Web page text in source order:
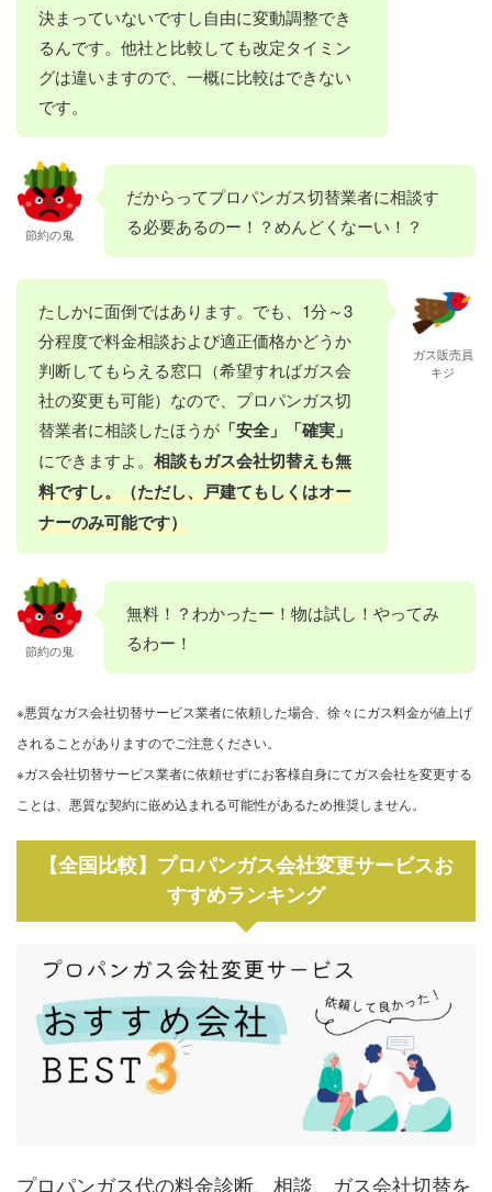
決まっていないですし自由に変動調整でき
るんです。他社と比較しても改定タイミン
グは違いますので、一概に比較はできない
です。
節約の鬼
だからってプロパンガス切替業者に相談す
る必要あるのー！？めんどくなーい！？
たしかに面倒ではあります。でも、1分～3
分程度で料金相談および適正価格かどうか
判断してもらえる窓口（希望すればガス会
社の変更も可能）なので、プロパンガス切
替業者に相談したほうが 「安全」「確実」
にできますよ。 相談もガス会社切替えも無
料ですし。（ただし、戸建てもしくはオー
ナーのみ可能です）
ガス販売員
キジ
節約の鬼
無料！？わかったー！物は試し！やってみ
るわー！
※悪質なガス会社切替サービス業者に依頼した場合、徐々にガス料金が値上げ
されることがありますのでご注意ください。
※ガス会社切替サービス業者に依頼せずにお客様自身にてガス会社を変更する
ことは、悪質な契約に嵌め込まれる可能性があるため推奨しません。
【全国比較】プロパンガス会社変更サービスお
すすめランキング
プロパンガス代の料金診断、相談、ガス会社切替を